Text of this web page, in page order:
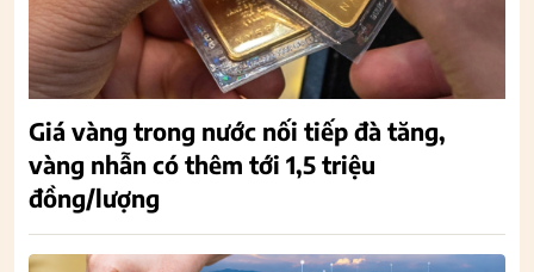
Giá vàng trong nước nối tiếp đà tăng,
vàng nhẫn có thêm tới 1,5 triệu
đồng/lượng